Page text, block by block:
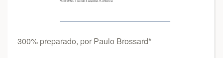
300% preparado, por Paulo Brossard*